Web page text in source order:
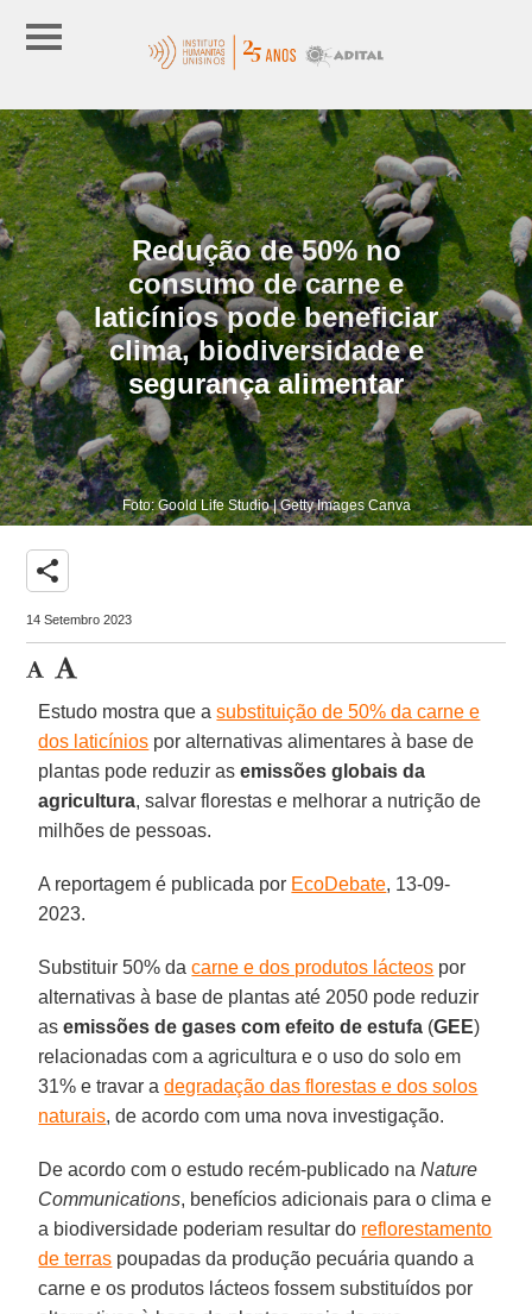
Redução de 50% no
consumo de carne e
laticínios pode beneficiar
clima, biodiversidade e
segurança alimentar
Foto: Goold Life Studio | Getty Images Canva
share
14 Setembro 2023
Estudo mostra que asubstituição de 50% da carne e
dos laticínios por alternativas alimentares à base de
plantas pode reduzir asemissões globais da
agricultura, salvar florestas e melhorar a nutrição de
milhões de pessoas.
A reportagem é publicada por EcoDebate, 13-09-
2023.
Substituir 50% dacarne e dos produtos lácteos por
alternativas à base de plantas até 2050 pode reduzir
asemissões de gases com efeito de estufa (GEE)
relacionadas com a agricultura e o uso do solo em
31% e travar adegradação das florestas e dos solos
naturais, de acordo com uma nova investigação.
De acordo com o estudo recém-publicado naNature
Communications, benefícios adicionais para o clima e
a biodiversidade poderiam resultar do reflorestamento
de terras poupadas da produção pecuária quando a
carne e os produtos lácteos fossem substituídos por